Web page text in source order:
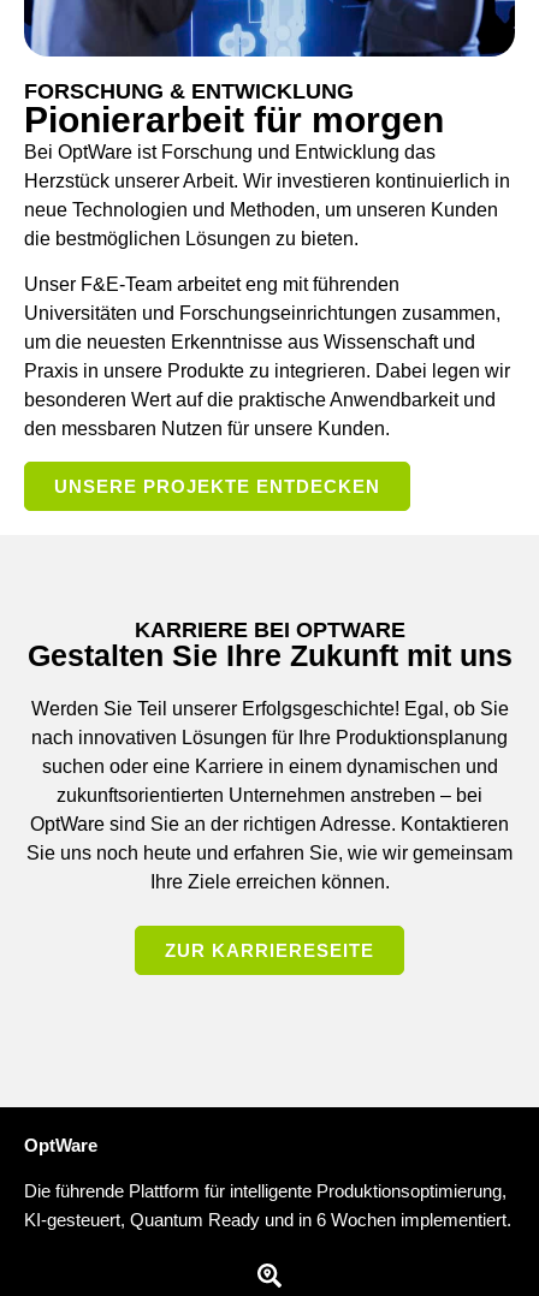
FORSCHUNG & ENTWICKLUNG
Pionierarbeit für morgen
Bei OptWare ist Forschung und Entwicklung das
Herzstück unserer Arbeit. Wir investieren kontinuierlich in
neue Technologien und Methoden, um unseren Kunden
die bestmöglichen Lösungen zu bieten.
Unser F&E-Team arbeitet eng mit führenden
Universitäten und Forschungseinrichtungen zusammen,
um die neuesten Erkenntnisse aus Wissenschaft und
Praxis in unsere Produkte zu integrieren. Dabei legen wir
besonderen Wert auf die praktische Anwendbarkeit und
den messbaren Nutzen für unsere Kunden.
UNSERE PROJEKTE ENTDECKEN
KARRIERE BEI OPTWARE
Gestalten Sie Ihre Zukunft mit uns
Werden Sie Teil unserer Erfolgsgeschichte! Egal, ob Sie
nach innovativen Lösungen für Ihre Produktionsplanung
suchen oder eine Karriere in einem dynamischen und
zukunftsorientierten Unternehmen anstreben – bei
OptWare sind Sie an der richtigen Adresse. Kontaktieren
Sie uns noch heute und erfahren Sie, wie wir gemeinsam
Ihre Ziele erreichen können.
ZUR KARRIERESEITE
OptWare
Die führende Plattform für intelligente Produktionsoptimierung,
KI-gesteuert, Quantum Ready und in 6 Wochen implementiert.